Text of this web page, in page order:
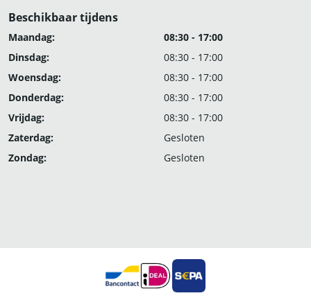
Beschikbaar tijdens
Maandag:
08:30 - 17:00
Dinsdag:
08:30 - 17:00
Woensdag:
08:30 - 17:00
Donderdag:
08:30 - 17:00
Vrijdag:
08:30 - 17:00
Zaterdag:
Gesloten
Zondag:
Gesloten